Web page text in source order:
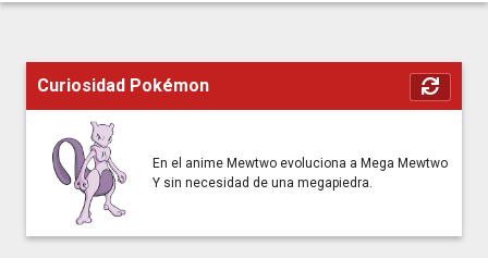
Curiosidad Pokémon
En el anime Mewtwo evoluciona a Mega Mewtwo
Y sin necesidad de una megapiedra.